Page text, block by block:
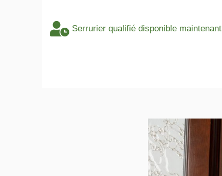
Serrurier qualifié disponible maintenant